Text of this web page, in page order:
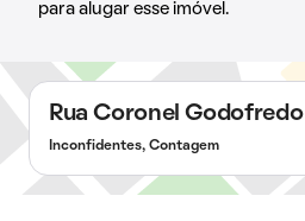
para alugar esse imóvel.
Rua Coronel Godofredo
Inconfidentes, Contagem